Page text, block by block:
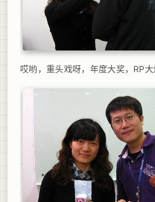
哎哟，重头戏呀，年度大奖，RP大